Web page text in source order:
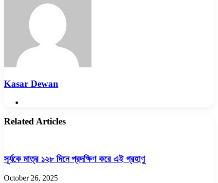
Kasar Dewan
Related Articles
সূর্যকে মাত্র ১২৮ দিনে প্রদক্ষিণ করে এই গ্রহাণু
October 26, 2025